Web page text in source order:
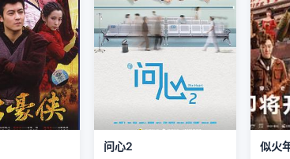
问心2 似火